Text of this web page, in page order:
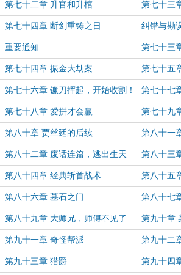
第七十二章 升官和升棺 第七十三
第七十四章 断剑重铸之日 纠错与勘
重要通知 第七十三
阅）
第七十四章 振金大劫案 第七十五
第七十六章 镰刀挥起，开始收割！ 第七十七
第七十八章 爱拼才会赢 第七十九
第八十章 贾丝廷的后续 第八十一
第八十二章 废话连篇，逃出生天 第八十三
第八十四章 经典斩首战术 第八十五
第八十六章 墓石之门 第八十七
第八十九章 大师兄，师傅不见了 第九十章
第九十一章 奇怪帮派 第九十二
第九十三章 猎爵 第九十四